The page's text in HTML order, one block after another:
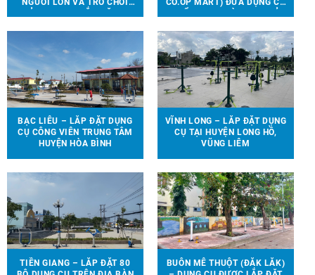
NGƯỜI LỚN VÀ TRÒ CHƠI
CO.OP MART) ĐƯA DỤNG CỤ
HỌC TẠI 6 TỈNH THÀNH
BẠC LIÊU – LẮP ĐẶT DỤNG
CỤ CÔNG VIÊN TRUNG TÂM
HUYỆN HÒA BÌNH
VĨNH LONG – LẮP ĐẶT DỤNG
CỤ TẠI HUYỆN LONG HỒ,
VŨNG LIÊM
TIỀN GIANG – LẮP ĐẶT 80
BUÔN MÊ THUỘT (ĐẮK LẮK)